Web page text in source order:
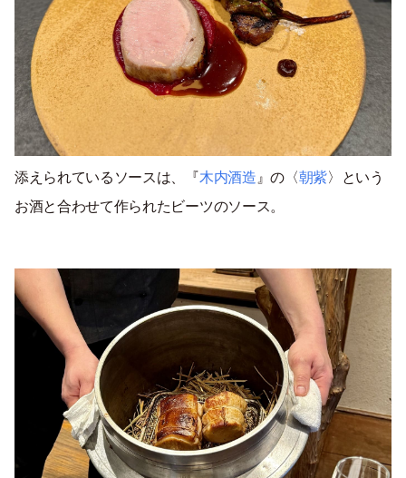
添えられているソースは、『木内酒造 』の〈朝紫〉という
お酒と合わせて作られたビーツのソース。